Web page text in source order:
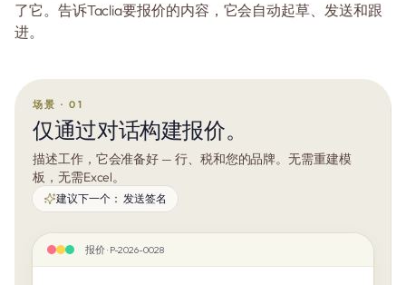
了它。告诉Taclia要报价的内容，它会自动起草、发送和跟
进。
场景 · 01
仅通过对话构建报价。
描述工作，它会准备好 — 行、税和您的品牌。无需重建模
板，无需Excel。
建议下一个： 发送签名
报价 · P-2026-0028